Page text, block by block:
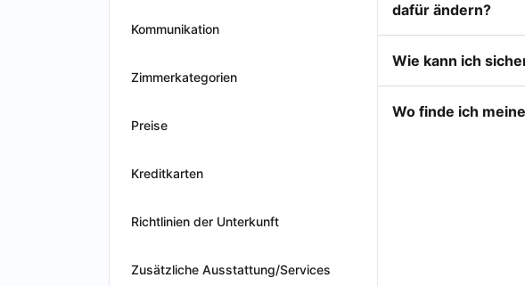
Kommunikation
Zimmerkategorien
Preise
Kreditkarten
Richtlinien der Unterkunft
Zusätzliche Ausstattung/Services
dafür ändern?
Wie kann ich
Wo finde ich